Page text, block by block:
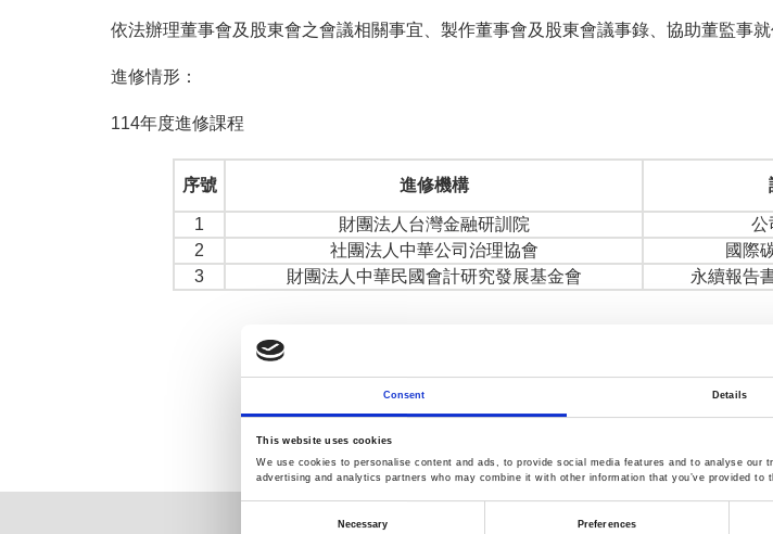
Consent Details
This website uses cookies
We use cookies to personalise content and ads, to provide social media features and to analyse
advertising and analytics partners who may combine it with other information that you’ve provided to
Necessary Preferences
依法辦理董事會及股東會之會議相關事宜、製作董事會及股東會議事錄、協助董監事
進修情形：
114年度進修課程
序號 進修機構
1
財團法人台灣金融研訓院 公
2
社團法人中華公司治理協會 國際
3
財團法人中華民國會計研究發展基金會 永續報告